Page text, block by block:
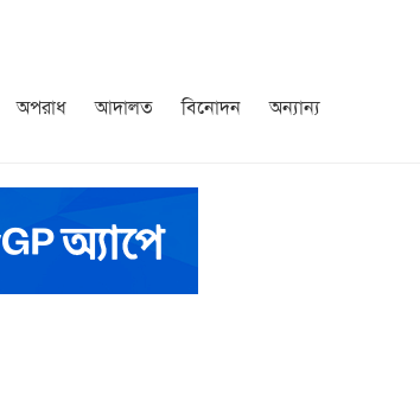
অপরাধ আদালত বিনোদন অন্যান্য